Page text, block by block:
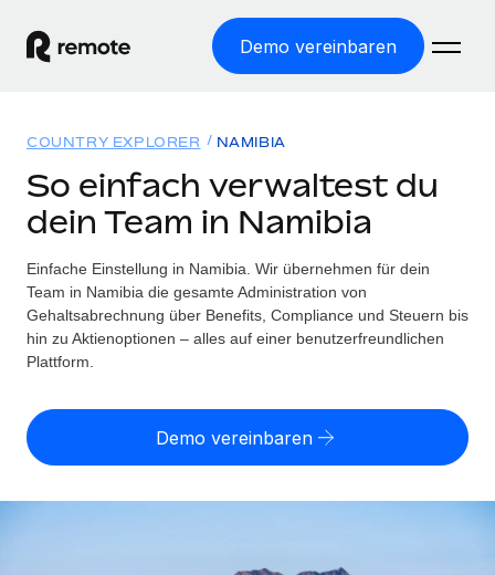
Demo vereinbaren
WELTWEITE BESCHÄFTIGUNG
Globale Payroll
Einfache, rechtssicher Payroll
Employer of Record
Weltweites Wachstum ohne Kosten für Niederlassungen
Contractor of Record
Rechtssichere, weltweite Arbeit mit Freelancer:innen
Globales Onboarding und Verwalten von
Lösungen
WELTWEITE ABDECKUNG
Country Explorer
Länderspezifische Unterstützung bei der Einstellung
Einfache Einstellung in allen US-Bundesstaaten
Ressourcen
TOOLS UND RECHNER
Scheinselbstständigkeitsrisiko berechnen
Personalkostenrechner
Honorarzahlungen berechnen
Preise
COUNTRY EXPLORER NAMIBIA
So einfach verwaltest du
dein Team in Namibia
Einfache Einstellung in Namibia. Wir übernehmen für dein
Team in Namibia die gesamte Administration von
Gehaltsabrechnung über Benefits, Compliance und Steuern bis
hin zu Aktienoptionen – alles auf einer benutzerfreundlichen
Plattform.
Demo vereinbaren